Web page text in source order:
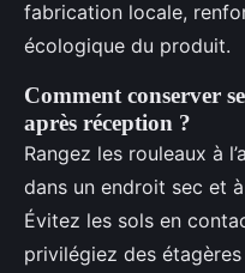
fabrication locale,
écologique du produit.
Comment conserver
après réception ?
Rangez les rouleaux à
dans un endroit sec et
Évitez les sols en
privilégiez des